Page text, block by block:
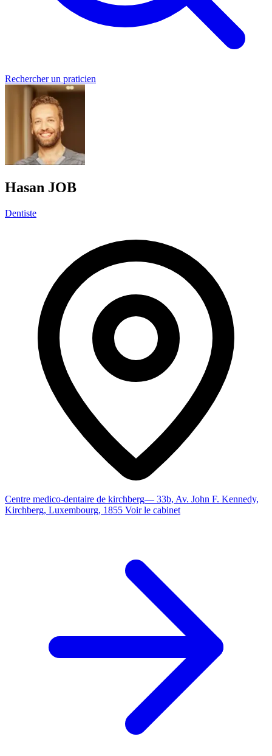
Rechercher un praticien
Hasan JOB
Dentiste
Centre medico-dentaire de kirchberg— 33b, Av. John F. Kennedy,
Kirchberg, Luxembourg, 1855 Voir le cabinet